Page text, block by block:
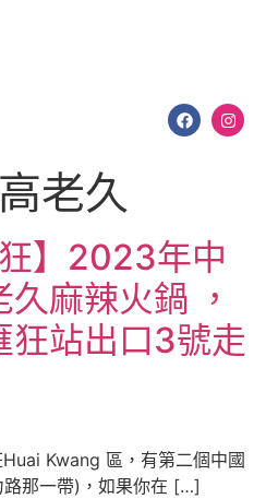
老久
狂】2023年中
麻辣火鍋 ，
狂站出口3號走
Huai Kwang 區，有第二個中國
那一帶)，如果你在 […]